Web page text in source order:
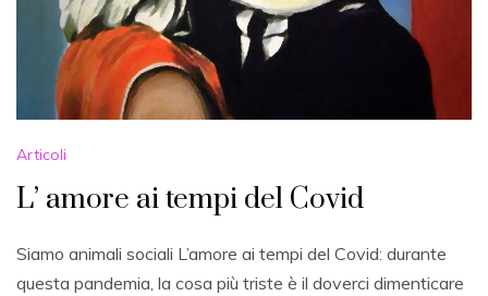
Articoli
L’ amore ai tempi del Covid
Siamo animali sociali L’amore ai tempi del Covid: durante
questa pandemia, la cosa più triste è il doverci dimenticare